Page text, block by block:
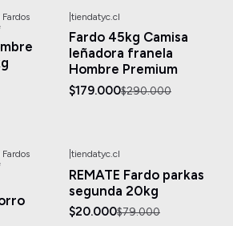
tiendatyc.cl
Fardo 45kg Camisa
leñadora franela
Hombre Premium
$179.000$290.000
Agotado
tiendatyc.cl
REMATE Fardo parkas
segunda 20kg
$20.000$79.000